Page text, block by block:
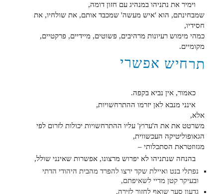
וימיר את נתניהו במנהיג עם חזון דומה,
שמבחינתם, הוא 'איש מעשה' שמכבד אותם, את שולחיו, את
חסידיו,
כמהי מימוש רעיונות מרהיבים, פשוטים, מיידיים, פרקטיים,
מקומיים.
תרחיש אפשרי
כאמור, אין נביא בקפה.
אינני מנבא לאן יזרמו ההתרחשויות,
אלא,
משרטט את את ה'ערוץ' עליו ההתרחשויות יכולות לזרום לפי
הגאופוליטיקה העכשווית,
מגזוזטראת הסתכלותי –
בהנחה שנתניהו לא יפרוש מרצונו, אפשרות שאינני שולל,
נפתלי בנט ואיילת שקד ירצו להפרד מהבית היהודי הדתי
ובעיקר קטן מדיי לשאיפתם,
גדעון סער שואף לחזור לזירה,